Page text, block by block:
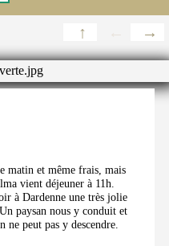
matin et même frais, mais
vient déjeuner à 11h.
à Dardenne une très jolie
paysan nous y conduit et
ne peut pas y descendre.